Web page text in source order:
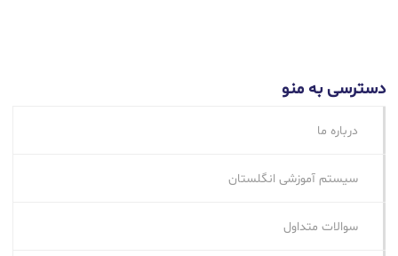
دسترسی به منو
درباره ما
سیستم آموزشی انگلستان
سوالات متداول